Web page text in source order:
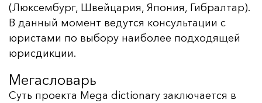
(Люк­сем­бург, Швей­ца­рия, Япо­ния, Гиб­рал­тар).
В дан­ный мо­мент ве­дут­ся кон­суль­та­ции с
юрис­та­ми по вы­бо­ру на­ибо­лее под­хо­дя­щей
юрис­дик­ции.
Мегасловарь
Суть про­ек­та Mega dictionary зак­лю­ча­ет­ся в